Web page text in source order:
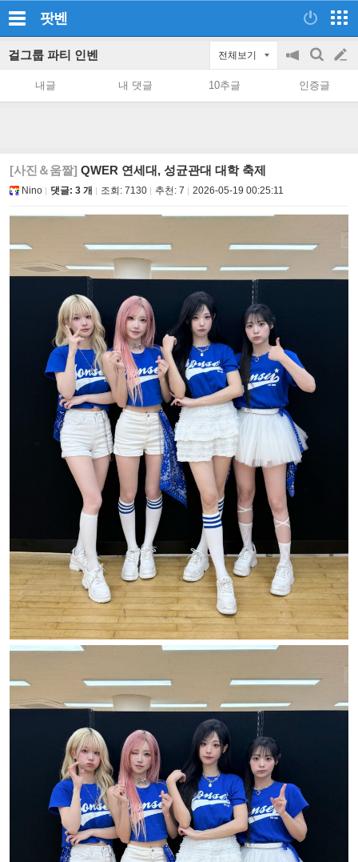
팟벤
걸그룹 파티 인벤 전체보기
공
on/off
검
색
글
쓰
내글 내 댓글 10추글 인증글
[사진＆움짤] QWER 연세대, 성균관대 대학 축제
Nino 댓글: 3 개 조회: 7130 추천: 7 2026-05-19 00:25:11